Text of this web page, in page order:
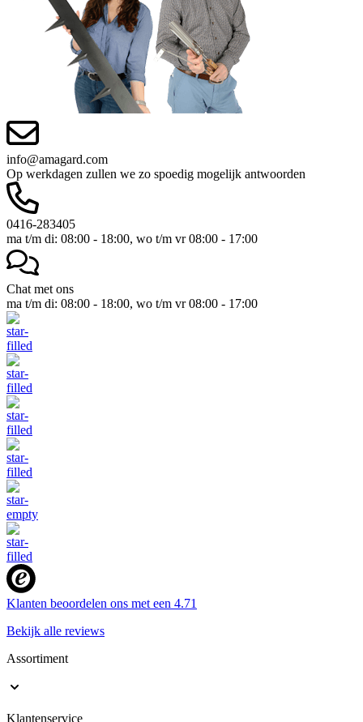
info@amagard.com
Op werkdagen zullen we zo spoedig mogelijk antwoorden
0416-283405
ma t/m di: 08:00 - 18:00, wo t/m vr 08:00 - 17:00
Chat met ons
ma t/m di: 08:00 - 18:00, wo t/m vr 08:00 - 17:00
Klanten beoordelen ons met een 4.71
Bekijk alle reviews
Assortiment
Klantenservice